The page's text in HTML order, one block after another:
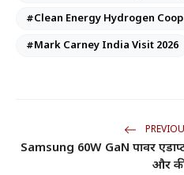
#Clean Energy Hydrogen
#Mark Carney India Visit 2026
Samsung 60W GaN पावर
और